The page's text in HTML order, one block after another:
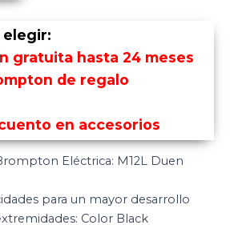
elegir:
gratuita hasta 24 meses
de regalo
en accesorios
Eléctrica: M12L Duen
para un mayor desarrollo
Color Black